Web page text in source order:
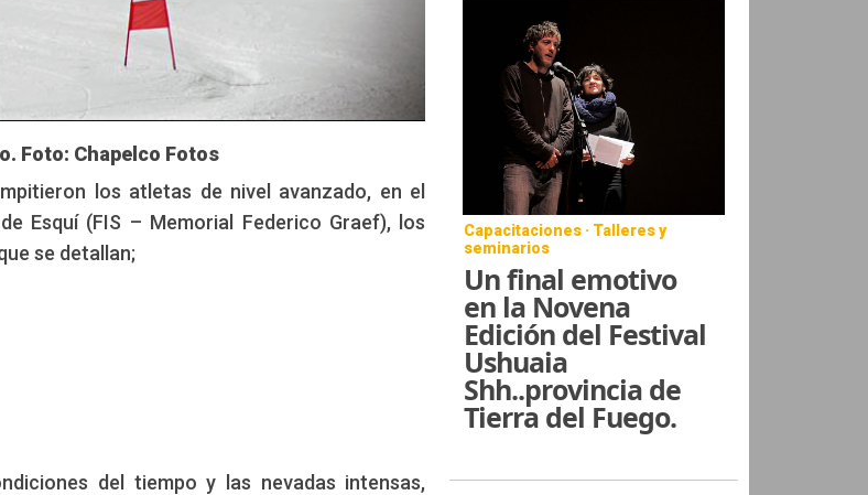
Foto: Chapelco Fotos
los atletas de nivel avanzado, en el
Esquí (FIS – Memorial Federico Graef), los
se detallan;
del tiempo y las nevadas intensas,
Capacitaciones · Talleres y
seminarios
Un final emotivo
en la Novena
Edición del Festival
Ushuaia
Shh..provincia de
Tierra del Fuego.